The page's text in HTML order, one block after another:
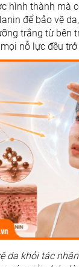
hình thành mà
để bảo vệ
trắng từ bên
nỗ lực đều
da khỏi tác